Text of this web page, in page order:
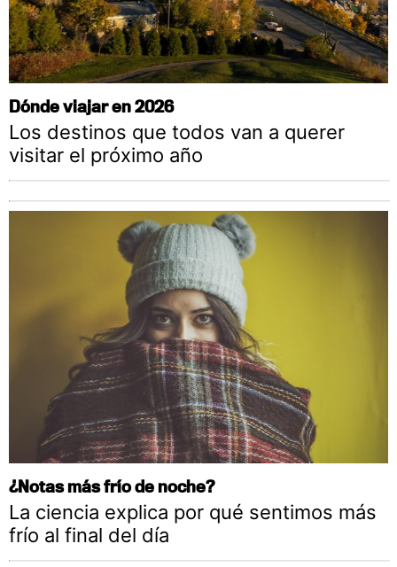
Dónde viajar en 2026
Los destinos que todos van a querer
visitar el próximo año
¿Notas más frío de noche?
La ciencia explica por qué sentimos más
frío al final del día